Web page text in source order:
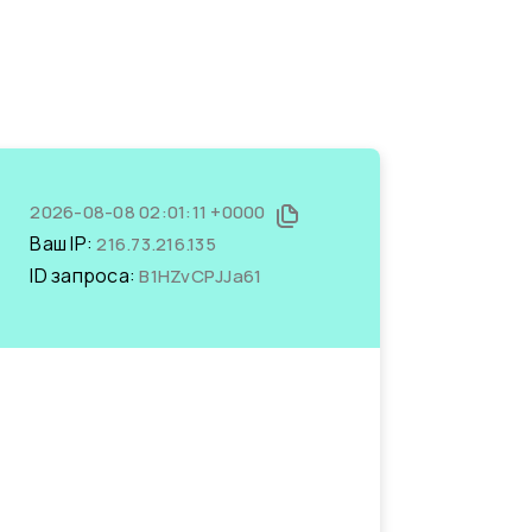
2026-08-08 02:01:11 +0000
Ваш IP:216.73.216.135
ID запроса:B1HZvCPJJa61